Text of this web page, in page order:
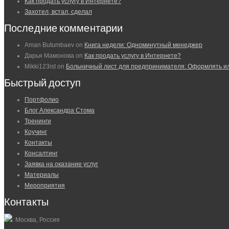
Захотел, встал, сделал
Последние комментарии
Aman Butumbaev on Книга недели: Одноминутный менеджер
Дарья Мамонова on Как продать услугу в Интернете?
Mikki123ist on Больничный лист для предпринимателя: Оформлять
Быстрый доступ
Портфолио
Блог Александра Стома
Тренинги
Коучинг
Контакты
Консалтинг
Заявка на оказание услуг
Материалы
Мероприятия
Контакты
: Москва, Россия